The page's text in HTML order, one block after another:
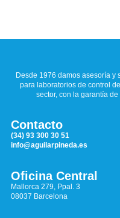
Desde 1976 damos asesoría y
para laboratorios de control
sector, con la garantía
Contacto
(34) 93 300 30 51
info@aguilarpineda.es
Oficina Central
Mallorca 279, Ppal. 3
08037 Barcelona